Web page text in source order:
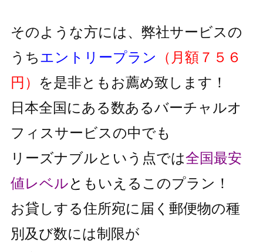
そのような方には、弊社サービスの
うちエントリープラン
（月額７５６
円） を是非ともお薦め致します！
日本全国にある数あるバーチャルオ
フィスサービスの中でも
リーズナブルという点では全国最安
値レベルと もいえるこのプラン！
お貸しする住所宛に届く郵便物の種
別及び数には制限が